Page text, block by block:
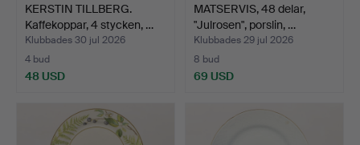
KERSTIN TILLBERG.
Kaffekoppar, 4 stycken, …
Klubbades 30 jul 2026
4 bud
48 USD
MATSERVIS, 48 delar,
"Julrosen", porslin, …
Klubbades 29 jul 2026
8 bud
69 USD